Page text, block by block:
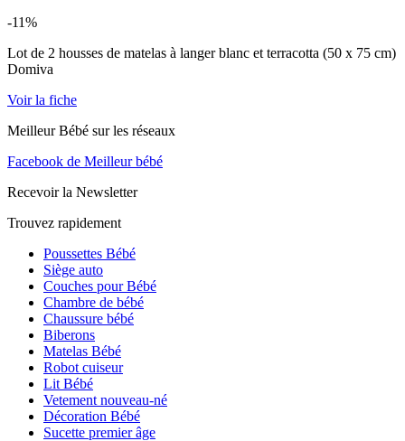
-11%
Lot de 2 housses de matelas à langer blanc et terracotta (50 x 75 cm)
Domiva
Voir la fiche
Meilleur Bébé sur les réseaux
Facebook de Meilleur bébé
Recevoir la Newsletter
Trouvez rapidement
Poussettes Bébé
Siège auto
Couches pour Bébé
Chambre de bébé
Chaussure bébé
Biberons
Matelas Bébé
Robot cuiseur
Lit Bébé
Vetement nouveau-né
Décoration Bébé
Sucette premier âge